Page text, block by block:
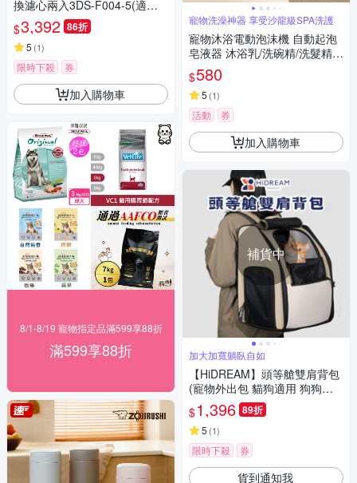
換濾心兩入3DS-F004-5(適用S
003/DS02/DS03/AP2-C405系
列濾心)
$3,392 86折
5 (1)
限時下殺 券
加入購物車
8/1-8/19 寵物指定品滿599享88折
滿599享88折
寵物洗澡神器 享受沙龍級SPA洗護
寵物沐浴電動泡沫機 自動起泡
皂液器 沐浴乳/洗碗精/洗髮精泡
沫器 USB充電
$580
5 (1)
活動 券
加入購物車
補貨中
加大加寬躺臥自如
【HiDREAM】頭等艙雙肩背包
(寵物外出包 貓狗適用 狗狗背
包 貓咪背包 貓咪外出包 寵物
包)
$1,396 89折
5 (1)
限時下殺 券
貨到通知我